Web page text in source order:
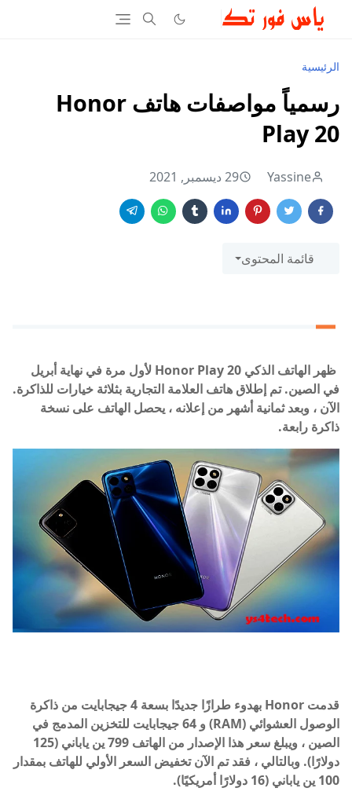
الرئيسية
رسمياً مواصفات هاتف Honor
Play 20
Yassine 29 ديسمبر, 2021
قائمة المحتوى
ظهر الهاتف الذكي Honor Play 20 لأول مرة في نهاية أبريل
في الصين. تم إطلاق هاتف العلامة التجارية بثلاثة خيارات للذاكرة.
الآن ، وبعد ثمانية أشهر من إعلانه ، يحصل الهاتف على نسخة
ذاكرة رابعة.
قدمت Honor بهدوء طرازًا جديدًا بسعة 4 جيجابايت من ذاكرة
الوصول العشوائي (RAM) و 64 جيجابايت للتخزين المدمج في
الصين ، ويبلغ سعر هذا الإصدار من الهاتف 799 ين ياباني (125
دولارًا). وبالتالي ، فقد تم الآن تخفيض السعر الأولي للهاتف بمقدار
100 ين ياباني (16 دولارًا أمريكيًا).